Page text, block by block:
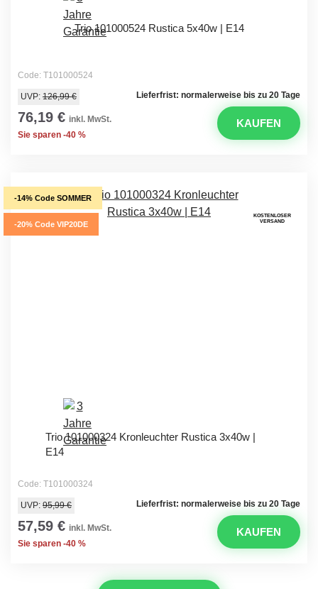
Trio 101000524 Rustica 5x40w | E14
Code: T101000524
Lieferfrist: normalerweise bis zu 20 Tage
UVP: 126,99 €
76,19 € inkl. MwSt.
Sie sparen -40 %
KAUFEN
-14% Code SOMMER
-20% Code VIP20DE
KOSTENLOSER
VERSAND
Trio 101000324 Kronleuchter Rustica 3x40w |
E14
Code: T101000324
Lieferfrist: normalerweise bis zu 20 Tage
UVP: 95,99 €
57,59 € inkl. MwSt.
Sie sparen -40 %
KAUFEN